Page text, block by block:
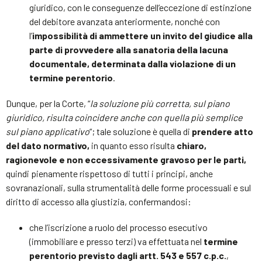
giuridico, con le conseguenze dell’eccezione di estinzione
del debitore avanzata anteriormente, nonché con
l’impossibilità di ammettere un invito del giudice alla
parte di provvedere alla sanatoria della lacuna
documentale, determinata dalla violazione di un
termine perentorio.
Dunque, per la Corte, “la soluzione più corretta, sul piano
giuridico, risulta coincidere anche con quella più semplice
sul piano applicativo“; tale soluzione è quella di prendere atto
del dato normativo, in quanto esso risulta chiaro,
ragionevole e non eccessivamente gravoso per le parti,
quindi pienamente rispettoso di tutti i principi, anche
sovranazionali, sulla strumentalità delle forme processuali e sul
diritto di accesso alla giustizia, confermandosi:
che l’iscrizione a ruolo del processo esecutivo
(immobiliare e presso terzi) va effettuata nel termine
perentorio previsto dagli artt. 543 e 557 c.p.c.,